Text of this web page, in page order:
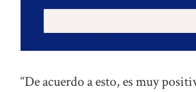
“De acuerdo a esto, es muy